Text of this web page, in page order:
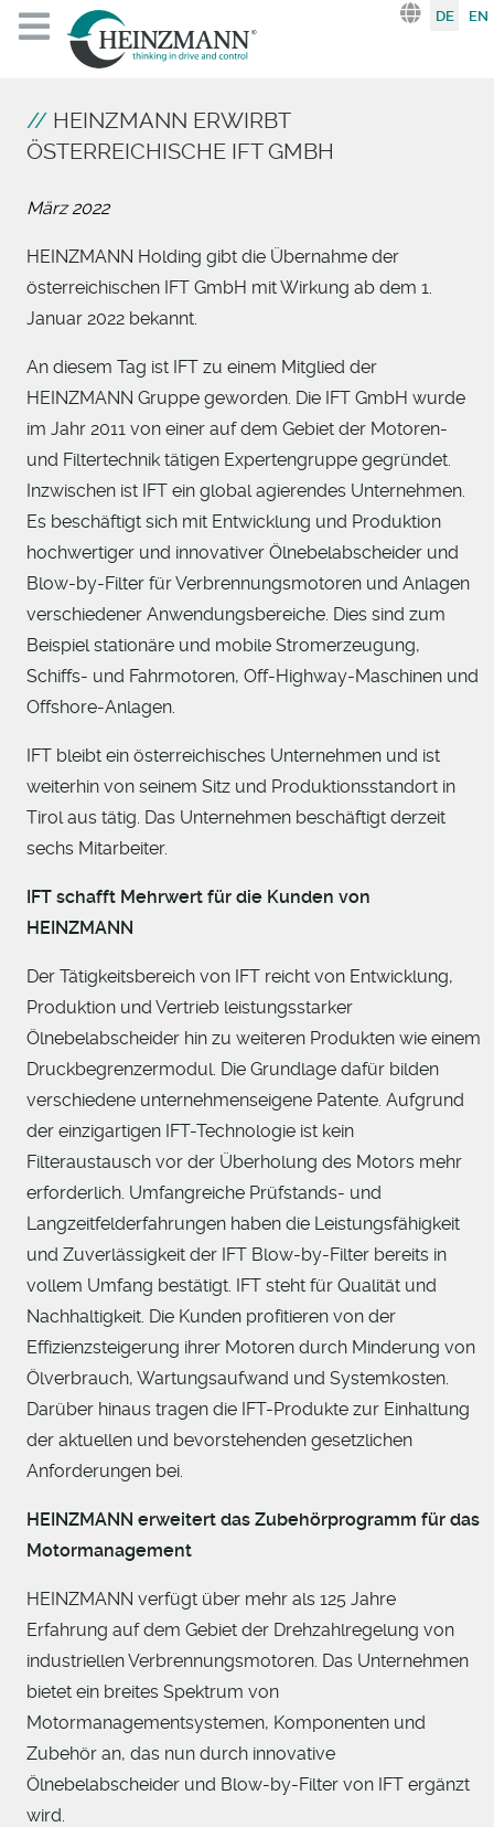
Sprache
DE EN
HEINZMANN ERWIRBT
ÖSTERREICHISCHE IFT GMBH
März 2022
HEINZMANN Holding gibt die Übernahme der
österreichischen IFT GmbH mit Wirkung ab dem 1.
Januar 2022 bekannt.
An diesem Tag ist IFT zu einem Mitglied der
HEINZMANN Gruppe geworden. Die IFT GmbH wurde
im Jahr 2011 von einer auf dem Gebiet der Motoren-
und Filtertechnik tätigen Expertengruppe gegründet.
Inzwischen ist IFT ein global agierendes Unternehmen.
Es beschäftigt sich mit Entwicklung und Produktion
hochwertiger und innovativer Ölnebelabscheider und
Blow-by-Filter für Verbrennungsmotoren und Anlagen
verschiedener Anwendungsbereiche. Dies sind zum
Beispiel stationäre und mobile Stromerzeugung,
Schiffs- und Fahrmotoren, Off-Highway-Maschinen und
Offshore-Anlagen.
IFT bleibt ein österreichisches Unternehmen und ist
weiterhin von seinem Sitz und Produktionsstandort in
Tirol aus tätig. Das Unternehmen beschäftigt derzeit
sechs Mitarbeiter.
IFT schafft Mehrwert für die Kunden von
HEINZMANN
Der Tätigkeitsbereich von IFT reicht von Entwicklung,
Produktion und Vertrieb leistungsstarker
Ölnebelabscheider hin zu weiteren Produkten wie einem
Druckbegrenzermodul. Die Grundlage dafür bilden
verschiedene unternehmenseigene Patente. Aufgrund
der einzigartigen IFT-Technologie ist kein
Filteraustausch vor der Überholung des Motors mehr
erforderlich. Umfangreiche Prüfstands- und
Langzeitfelderfahrungen haben die Leistungsfähigkeit
und Zuverlässigkeit der IFT Blow-by-Filter bereits in
vollem Umfang bestätigt. IFT steht für Qualität und
Nachhaltigkeit. Die Kunden profitieren von der
Effizienzsteigerung ihrer Motoren durch Minderung von
Ölverbrauch, Wartungsaufwand und Systemkosten.
Darüber hinaus tragen die IFT-Produkte zur Einhaltung
der aktuellen und bevorstehenden gesetzlichen
Anforderungen bei.
HEINZMANN erweitert das Zubehörprogramm für das
Motormanagement
HEINZMANN verfügt über mehr als 125 Jahre
Erfahrung auf dem Gebiet der Drehzahlregelung von
industriellen Verbrennungsmotoren. Das Unternehmen
bietet ein breites Spektrum von
Motormanagementsystemen, Komponenten und
Zubehör an, das nun durch innovative
Ölnebelabscheider und Blow-by-Filter von IFT ergänzt
wird.